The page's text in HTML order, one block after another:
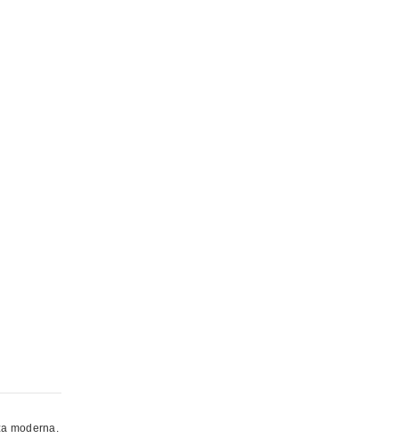
moderna.